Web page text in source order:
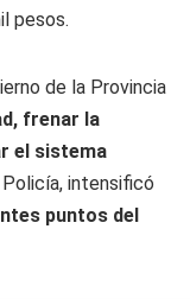
pesos.
de la Provincia
frenar la
el sistema
intensificó
puntos del